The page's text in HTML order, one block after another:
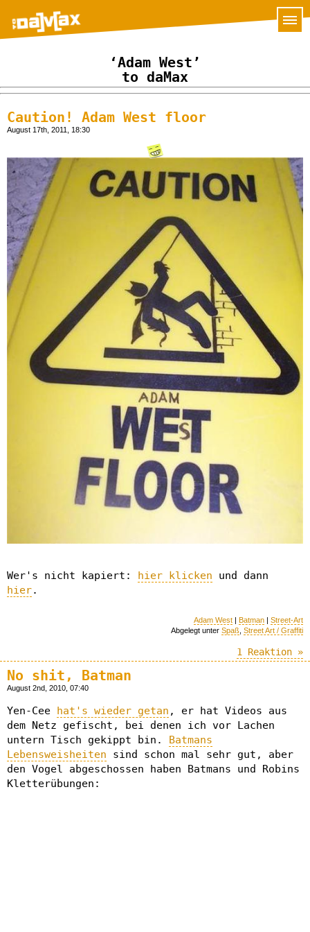
‘Adam West’
to daMax
Caution! Adam West floor
August 17th, 2011, 18:30
Wer's nicht kapiert: hier klicken und dann
hier.
Adam West | Batman | Street-Art
Abgelegt unter Spaß Street Art / Graffiti
1 Reaktion »
No shit, Batman
August 2nd, 2010, 07:40
Yen-Cee hat's wieder getan , er hat Videos aus
dem Netz gefischt, bei denen ich vor Lachen
untern Tisch gekippt bin. Batmans
Lebensweisheiten sind schon mal sehr gut, aber
den Vogel abgeschossen haben Batmans und Robins
Kletterübungen: